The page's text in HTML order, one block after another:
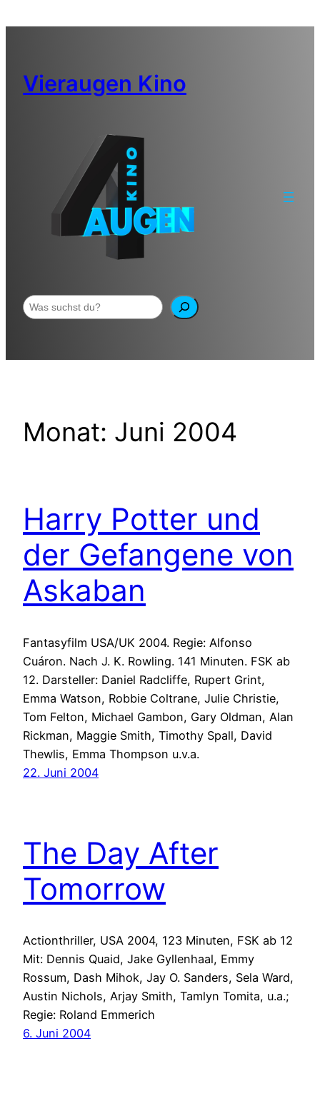
Vieraugen Kino
Suchen
Monat: Juni 2004
Harry Potter und
der Gefangene von
Askaban
Fantasyfilm USA/UK 2004. Regie: Alfonso
Cuáron. Nach J. K. Rowling. 141 Minuten. FSK ab
12. Darsteller: Daniel Radcliffe, Rupert Grint,
Emma Watson, Robbie Coltrane, Julie Christie,
Tom Felton, Michael Gambon, Gary Oldman, Alan
Rickman, Maggie Smith, Timothy Spall, David
Thewlis, Emma Thompson u.v.a.
22. Juni 2004
The Day After
Tomorrow
Actionthriller, USA 2004, 123 Minuten, FSK ab 12
Mit: Dennis Quaid, Jake Gyllenhaal, Emmy
Rossum, Dash Mihok, Jay O. Sanders, Sela Ward,
Austin Nichols, Arjay Smith, Tamlyn Tomita, u.a.;
Regie: Roland Emmerich
6. Juni 2004